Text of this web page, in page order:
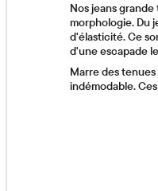
Nos jeans
morphologie. Du
d'élasticité. Ce
d'une escapade
Marre des
indémodable.